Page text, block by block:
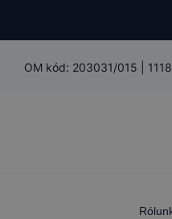
OM kód: 203031/015